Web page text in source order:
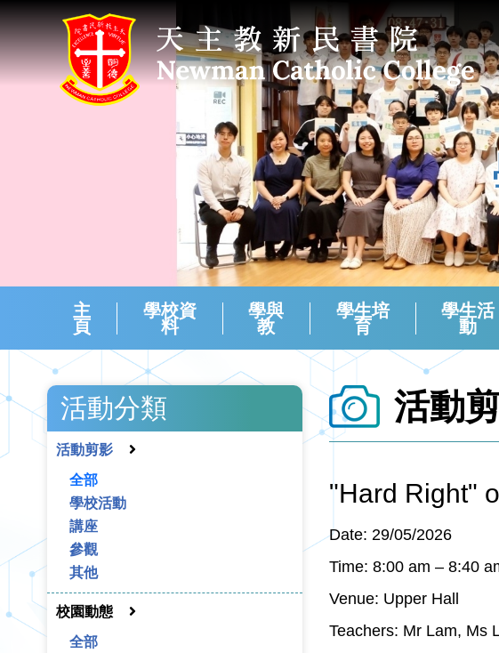
主
頁
學校資
料
學與
教
學生培
育
學生活
動
活動分類
活動剪影
全部
學校活動
講座
參觀
其他
校園動態
全部
活動
"Hard Right"
Date: 29/05/2026
Time: 8:00 am – 8:40
Venue: Upper Hall
Teachers: Mr Lam, Ms